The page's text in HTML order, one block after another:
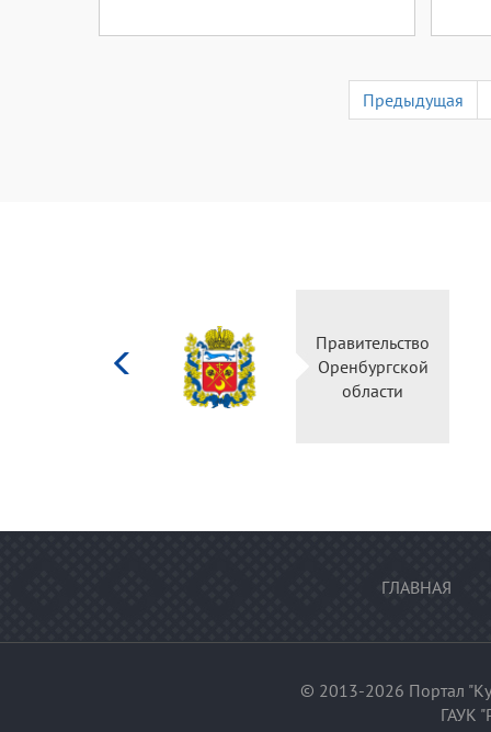
Предыдущая
Правительство
Оренбургской
области
ГЛАВНАЯ
© 2013-2026 Портал
ГАУК